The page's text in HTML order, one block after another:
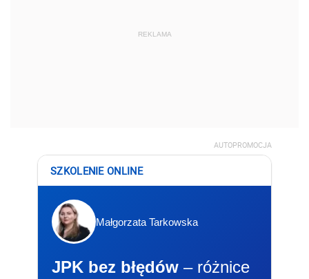
REKLAMA
AUTOPROMOCJA
SZKOLENIE ONLINE
Małgorzata Tarkowska
JPK bez błędów – różnice